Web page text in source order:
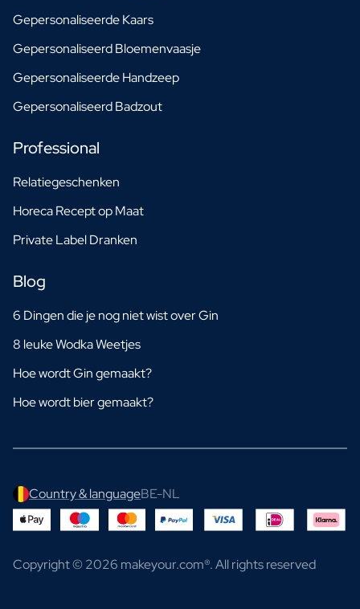
Gepersonaliseerde Kaars
Gepersonaliseerd Bloemenvaasje
Gepersonaliseerde Handzeep
Gepersonaliseerd Badzout
Professional
Relatiegeschenken
Horeca Recept op Maat
Private Label Dranken
Blog
6 Dingen die je nog niet wist over Gin
8 leuke Wodka Weetjes
Hoe wordt Gin gemaakt?
Hoe wordt bier gemaakt?
Country & languageBE-NL
Copyright © 2026 makeyour.com®. All rights reserved